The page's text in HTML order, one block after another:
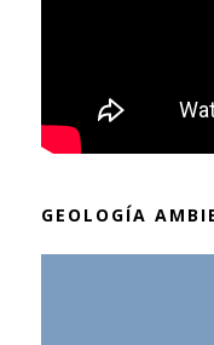
GEOLOGÍA